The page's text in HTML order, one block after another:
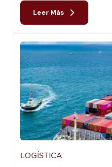
Leer Más
LOGÍSTICA